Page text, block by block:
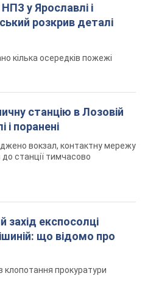
у Ярославлі і
розкрив деталі
кілька осередків пожежі
станцію в Лозовій
і поранені
вокзал, контактну мережу
до станції тимчасово
клопотання прокуратури